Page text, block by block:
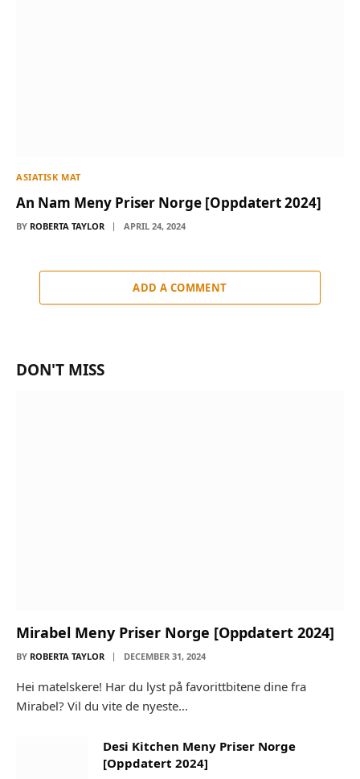
ASIATISK MAT
An Nam Meny Priser Norge [Oppdatert 2024]
BY ROBERTA TAYLOR APRIL 24, 2024
ADD A COMMENT
DON'T MISS
Mirabel Meny Priser Norge [Oppdatert 2024]
BY ROBERTA TAYLOR DECEMBER 31, 2024
Hei matelskere! Har du lyst på favorittbitene dine fra
Mirabel? Vil du vite de nyeste…
Desi Kitchen Meny Priser Norge
[Oppdatert 2024]